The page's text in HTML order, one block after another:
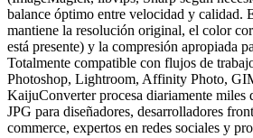
balance óptimo entre velocidad y calidad.
mantiene la resolución original, el color
está presente) y la compresión apropiada
Totalmente compatible con flujos de
Photoshop, Lightroom, Affinity Photo,
KaijuConverter procesa diariamente miles
JPG para diseñadores, desarrolladores
commerce, expertos en redes sociales y